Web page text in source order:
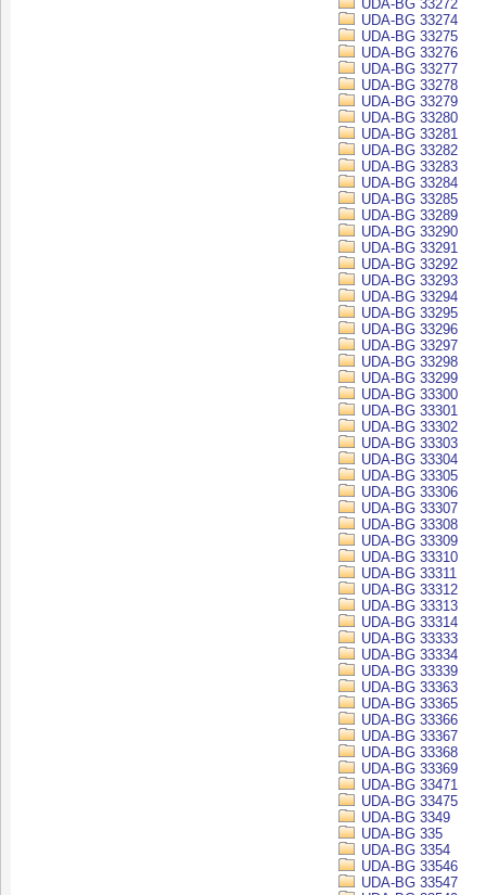
UDA-BG 33272
UDA-BG 33274
UDA-BG 33275
UDA-BG 33276
UDA-BG 33277
UDA-BG 33278
UDA-BG 33279
UDA-BG 33280
UDA-BG 33281
UDA-BG 33282
UDA-BG 33283
UDA-BG 33284
UDA-BG 33285
UDA-BG 33289
UDA-BG 33290
UDA-BG 33291
UDA-BG 33292
UDA-BG 33293
UDA-BG 33294
UDA-BG 33295
UDA-BG 33296
UDA-BG 33297
UDA-BG 33298
UDA-BG 33299
UDA-BG 33300
UDA-BG 33301
UDA-BG 33302
UDA-BG 33303
UDA-BG 33304
UDA-BG 33305
UDA-BG 33306
UDA-BG 33307
UDA-BG 33308
UDA-BG 33309
UDA-BG 33310
UDA-BG 33311
UDA-BG 33312
UDA-BG 33313
UDA-BG 33314
UDA-BG 33333
UDA-BG 33334
UDA-BG 33339
UDA-BG 33363
UDA-BG 33365
UDA-BG 33366
UDA-BG 33367
UDA-BG 33368
UDA-BG 33369
UDA-BG 33471
UDA-BG 33475
UDA-BG 3349
UDA-BG 335
UDA-BG 3354
UDA-BG 33546
UDA-BG 33547